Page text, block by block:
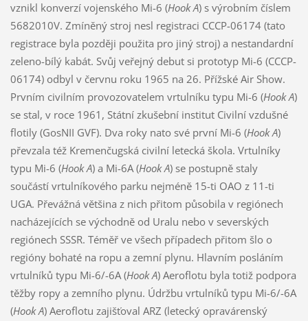
vznikl konverzí vojenského Mi-6 (Hook A) s výrobním číslem
5682010V. Zmíněný stroj nesl registraci CCCP-06174 (tato
registrace byla později použita pro jiný stroj) a nestandardní
zeleno-bílý kabát. Svůj veřejný debut si prototyp Mi-6 (CCCP-
06174) odbyl v červnu roku 1965 na 26. Přížské Air Show.
Prvním civilním provozovatelem vrtulníku typu Mi-6 (Hook A)
se stal, v roce 1961, Státní zkušební institut Civilní vzdušné
flotily (GosNII GVF). Dva roky nato své první Mi-6 (Hook A)
převzala též Kremenčugská civilní letecká škola. Vrtulníky
typu Mi-6 (Hook A) a Mi-6A (Hook A) se postupně staly
součástí vrtulníkového parku nejméně 15-ti OAO z 11-ti
UGA. Převážná většina z nich přitom působila v regiónech
nacházejících se východně od Uralu nebo v severských
regiónech SSSR. Téměř ve všech případech přitom šlo o
regióny bohaté na ropu a zemní plynu. Hlavním posláním
vrtulníků typu Mi-6/-6A (Hook A) Aeroflotu byla totiž podpora
těžby ropy a zemního plynu. Údržbu vrtulníků typu Mi-6/-6A
(Hook A) Aeroflotu zajišťoval ARZ (letecký opravárenský